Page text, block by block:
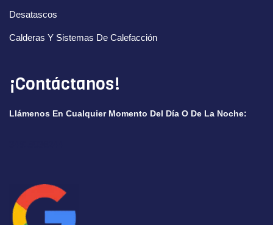
Desatascos
Calderas Y Sistemas De Calefacción
¡Contáctanos!
Llámenos En Cualquier Momento Del Día O De La Noche: